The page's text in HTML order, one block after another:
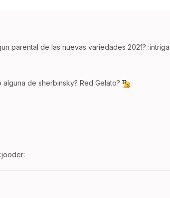
parental de las nuevas variedades 2021? :intriga:
de sherbinsky? Red Gelato?